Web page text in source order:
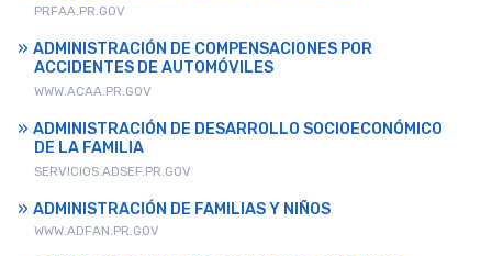
PRFAA.PR.GOV
ADMINISTRACIÓN DE COMPENSACIONES POR
ACCIDENTES DE AUTOMÓVILES
WWW.ACAA.PR.GOV
ADMINISTRACIÓN DE DESARROLLO SOCIOECONÓMICO
DE LA FAMILIA
SERVICIOS.ADSEF.PR.GOV
ADMINISTRACIÓN DE FAMILIAS Y NIÑOS
WWW.ADFAN.PR.GOV